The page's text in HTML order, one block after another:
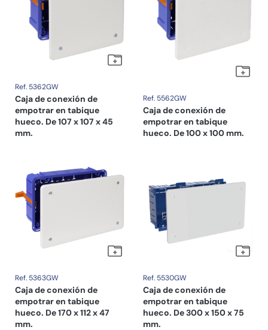
Ref. 5362GW
Caja de conexión de
empotrar en tabique
hueco. De 107 x 107 x 45
mm.
Ref. 5562GW
Caja de conexión de
empotrar en tabique
hueco. De 100 x 100 mm.
Ref. 5363GW
Caja de conexión de
empotrar en tabique
hueco. De 170 x 112 x 47
mm.
Ref. 5530GW
Caja de conexión de
empotrar en tabique
hueco. De 300 x 150 x 75
mm.